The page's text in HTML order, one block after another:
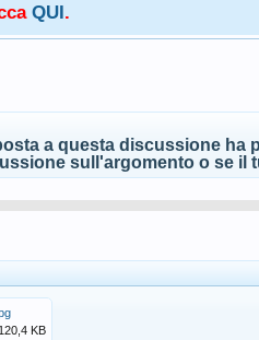
QUI.
a questa discussione ha
sull'argomento o se il
120,4 KB